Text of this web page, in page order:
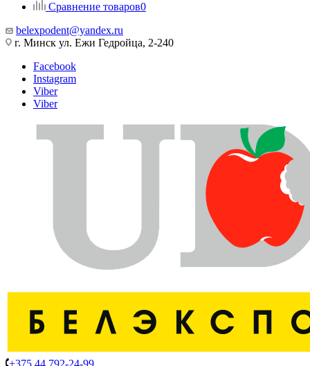
Сравнение товаров0
belexpodent@yandex.ru
г. Минск ул. Ежи Гедройца, 2-240
Facebook
Instagram
Viber
Viber
+375 44 792-24-99